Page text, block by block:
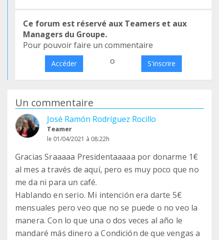
Ce forum est réservé aux Teamers et aux
Managers du Groupe.
Pour pouvoir faire un commentaire
Accéder o S'inscrire
Un commentaire
José Ramón Rodríguez Rocillo
Teamer
le 01/04/2021 à 08:22h
Gracias Sraaaaa Presidentaaaaa por donarme 1€
al mes a través de aquí, pero es muy poco que no
me da ni para un café.
Hablando en serio. Mi intención era darte 5€
mensuales pero veo que no se puede o no veo la
manera. Con lo que una o dos veces al año le
mandaré más dinero a Condición de que vengas a